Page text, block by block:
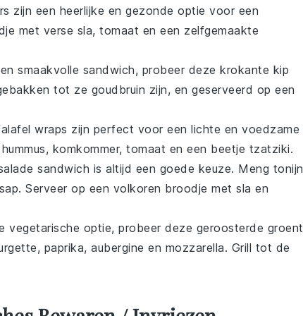
zijn een heerlijke en gezonde optie voor een
met verse sla, tomaat en een zelfgemaakte
smaakvolle sandwich, probeer deze krokante kip
tot ze goudbruin zijn, en geserveerd op een
wraps zijn perfect voor een lichte en voedzame
hummus, komkommer, tomaat en een beetje tzatziki.
sandwich is altijd een goede keuze. Meng tonijn
. Serveer op een volkoren broodje met sla en
vegetarische optie, probeer deze geroosterde
, paprika, aubergine en mozzarella. Grill tot de